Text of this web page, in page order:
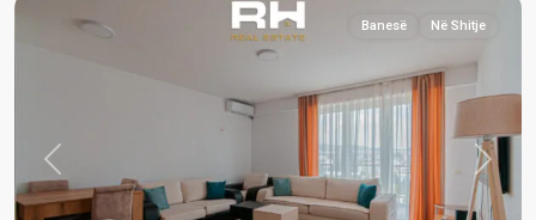
Previous Next
Banesë Në Shitje